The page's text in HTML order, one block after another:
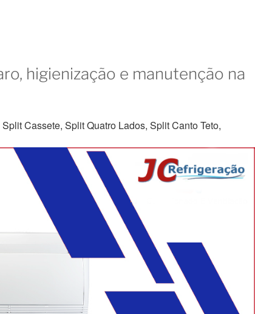
higienização e manutenção na
Cassete, Split Quatro Lados, Split Canto Teto,